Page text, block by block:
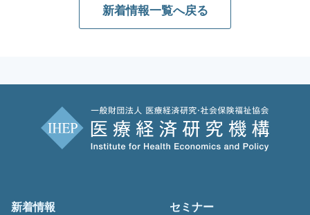
新着情報一覧へ戻る
新着情報
セミナー